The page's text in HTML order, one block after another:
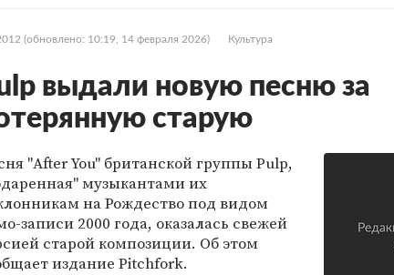
(обновлено: 10:19, 14 февраля 2026) Культура
выдали новую песню за
старую
"After You" британской группы Pulp,
музыкантами их
на Рождество под видом
записи 2000 года, оказалась свежей
старой композиции. Об этом
издание Pitchfork.